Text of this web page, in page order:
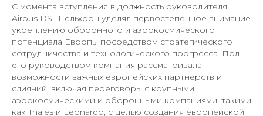
С момента вступления в должность руководителя
Airbus DS Шельхорн уделял первостепенное внимание
укреплению оборонного и аэрокосмического
потенциала Европы посредством стратегического
сотрудничества и технологического прогресса. Под
его руководством компания рассматривала
возможности важных европейских партнерств и
слияний, включая переговоры с крупными
аэрокосмическими и оборонными компаниями, такими
как Thales и Leonardo, с целью создания европейской